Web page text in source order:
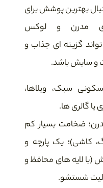
بهترین پوشش برای
مدرن و لوکس
گزینه ای جذاب و
و سایش باشد.
سبک، ویلاها،
یا گالری ها.
ضخامت بسیار کم
کاشی)؛ یک پارچه و
(با لایه های محافظ و
شستشو.